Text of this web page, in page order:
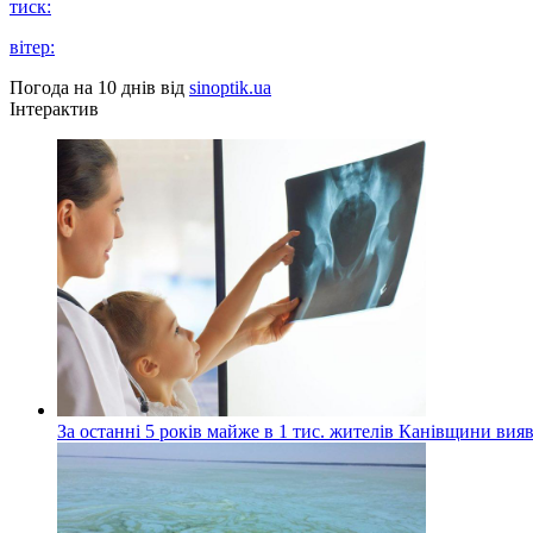
тиск:
вітер:
Погода на 10 днів від sinoptik.ua
Інтерактив
За останні 5 років майже в 1 тис. жителів Канівщини